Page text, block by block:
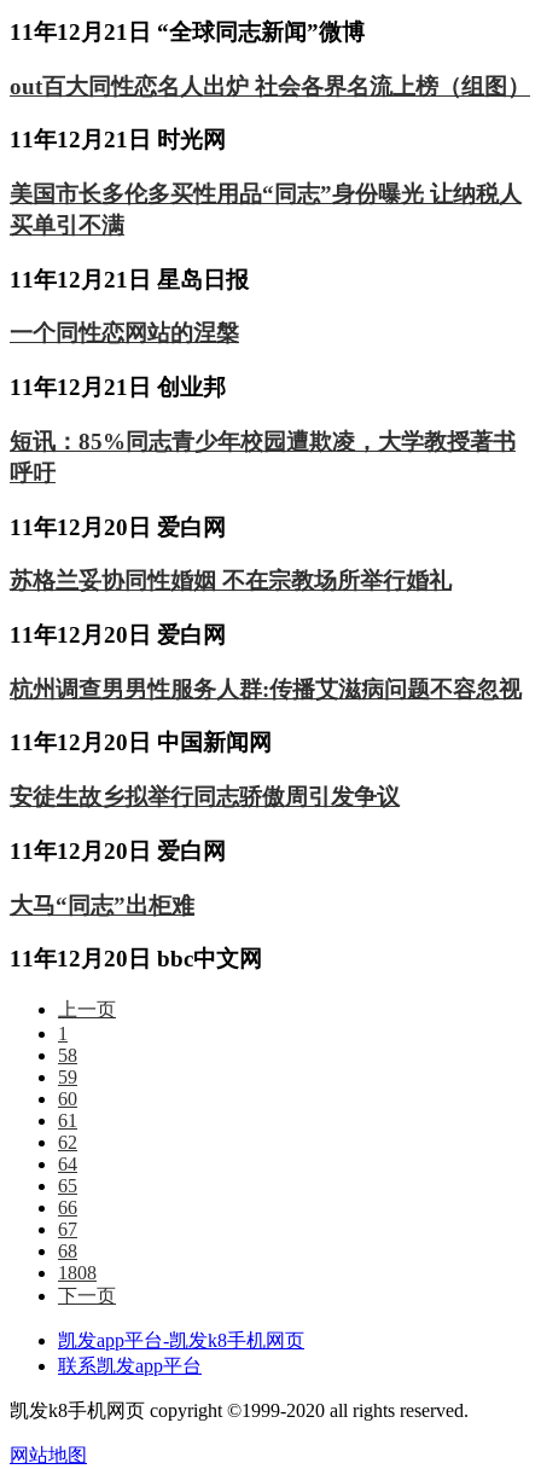
11年12月21日 “全球同志新闻”微博
out百大同性恋名人出炉 社会各界名流上榜（组图）
11年12月21日 时光网
美国市长多伦多买性用品“同志”身份曝光 让纳税人
买单引不满
11年12月21日 星岛日报
一个同性恋网站的涅槃
11年12月21日 创业邦
短讯：85%同志青少年校园遭欺凌，大学教授著书
呼吁
11年12月20日 爱白网
苏格兰妥协同性婚姻 不在宗教场所举行婚礼
11年12月20日 爱白网
杭州调查男男性服务人群:传播艾滋病问题不容忽视
11年12月20日 中国新闻网
安徒生故乡拟举行同志骄傲周引发争议
11年12月20日 爱白网
大马“同志”出柜难
11年12月20日 bbc中文网
上一页
1
58
59
60
61
62
64
65
66
67
68
1808
下一页
凯发app平台-凯发k8手机网页
联系凯发app平台
凯发k8手机网页 copyright ©1999-2020 all rights reserved.
网站地图